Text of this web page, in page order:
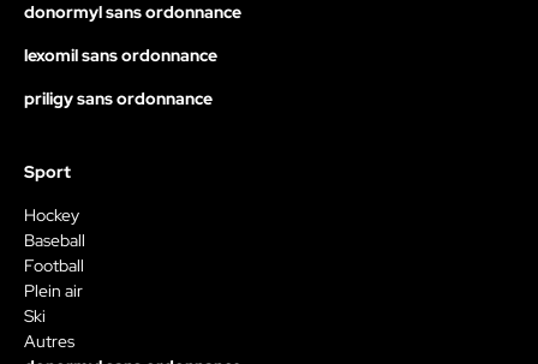
donormyl sans ordonnance
lexomil sans ordonnance
priligy sans ordonnance
Sport
Hockey
Baseball
Football
Plein air
Ski
Autres